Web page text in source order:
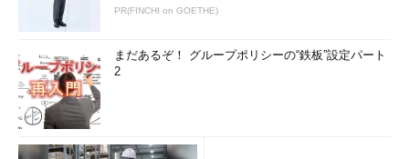
PR(FINCHI on GOETHE)
まだあるぞ！ グループポリシーの“鉄板”設定パート
2